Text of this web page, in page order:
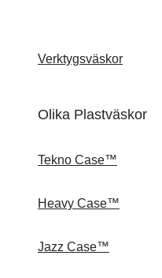
Verktygsväskor
Olika Plastväskor
Tekno Case™
Heavy Case™
Jazz Case™